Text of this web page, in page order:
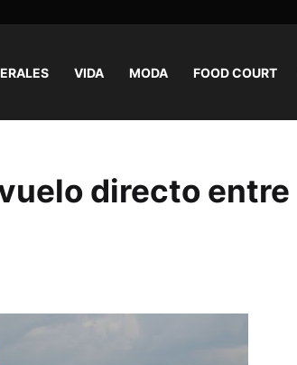
VIDA MODA FOOD COURT
directo entre